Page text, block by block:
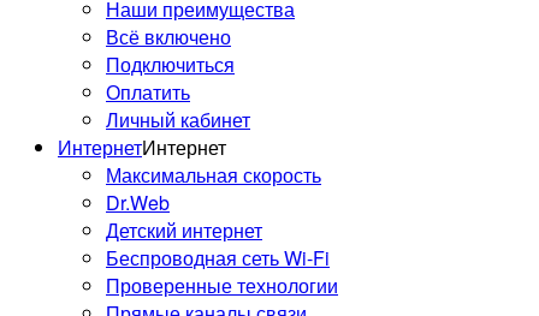
Наши преимущества
Всё включено
Подключиться
Оплатить
Личный кабинет
ИнтернетИнтернет
Максимальная скорость
Dr.Web
Детский интернет
Беспроводная сеть Wi-Fi
Проверенные технологии